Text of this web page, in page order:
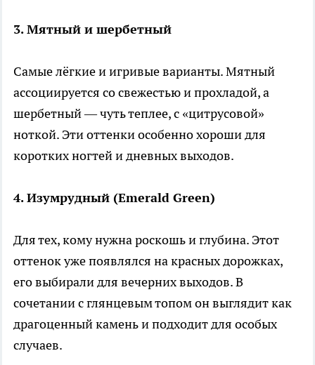
3. Мятный и шербетный
Самые лёгкие и игривые варианты. Мятный
ассоциируется со свежестью и прохладой, а
шербетный — чуть теплее, с «цитрусовой»
ноткой. Эти оттенки особенно хороши для
коротких ногтей и дневных выходов.
4. Изумрудный (Emerald Green)
Для тех, кому нужна роскошь и глубина. Этот
оттенок уже появлялся на красных дорожках,
его выбирали для вечерних выходов. В
сочетании с глянцевым топом он выглядит как
драгоценный камень и подходит для особых
случаев.